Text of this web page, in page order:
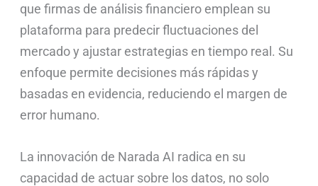
que firmas de análisis financiero emplean su
plataforma para predecir fluctuaciones del
mercado y ajustar estrategias en tiempo real. Su
enfoque permite decisiones más rápidas y
basadas en evidencia, reduciendo el margen de
error humano.
La innovación de Narada AI radica en su
capacidad de actuar sobre los datos, no solo